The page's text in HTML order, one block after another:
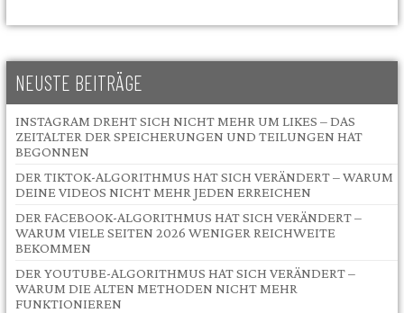
NEUSTE BEITRÄGE
INSTAGRAM DREHT SICH NICHT MEHR UM LIKES – DAS
ZEITALTER DER SPEICHERUNGEN UND TEILUNGEN HAT
BEGONNEN
DER TIKTOK-ALGORITHMUS HAT SICH VERÄNDERT – WARUM
DEINE VIDEOS NICHT MEHR JEDEN ERREICHEN
DER FACEBOOK-ALGORITHMUS HAT SICH VERÄNDERT –
WARUM VIELE SEITEN 2026 WENIGER REICHWEITE
BEKOMMEN
DER YOUTUBE-ALGORITHMUS HAT SICH VERÄNDERT –
WARUM DIE ALTEN METHODEN NICHT MEHR
FUNKTIONIEREN